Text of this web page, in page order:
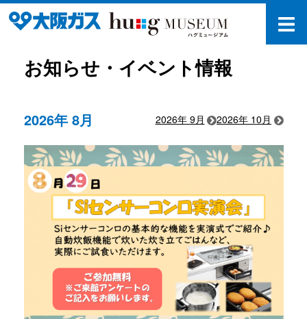
お知らせ・イベント情報
2026年 8月 2026年 9月 2026年 10月